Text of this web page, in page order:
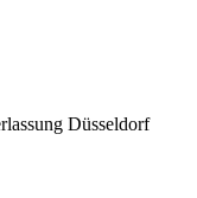
Düsseldorf